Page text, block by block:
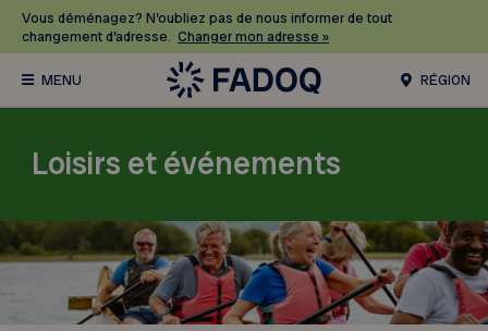
Vous déménagez? N’oubliez pas de nous informer de tout
changement d’adresse. Changer mon adresse »
RÉGION
Loisirs et événements